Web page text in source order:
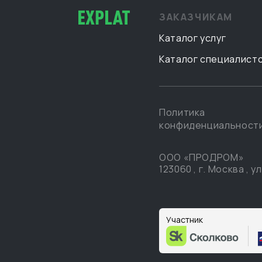
ЗАКАЗЧИКАМ
Каталог услуг
Каталог
Политика
ООО «ПРОДРОМ»
123060 , г. Москва ,
Участник